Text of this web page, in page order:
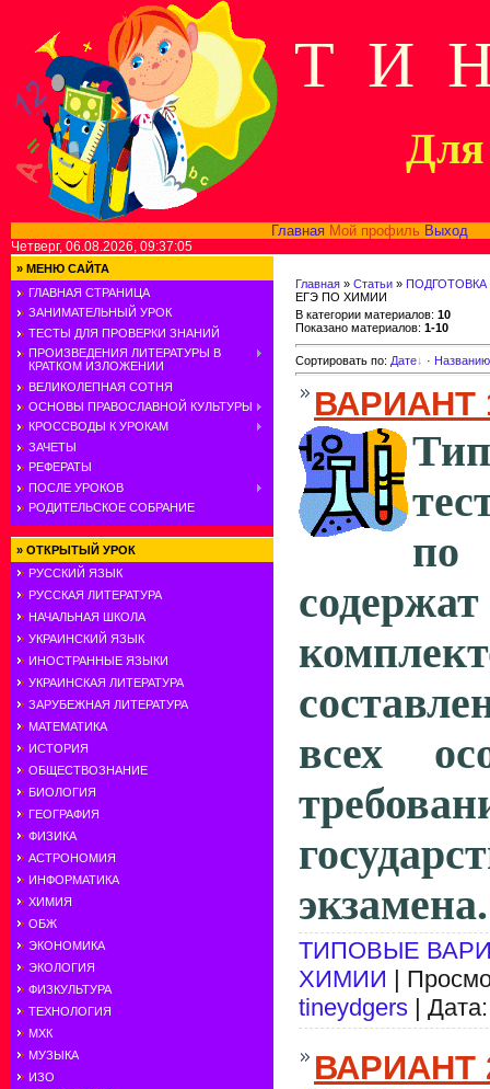
Т И
Для
Главная Мой профиль Выход
Четверг, 06.08.2026, 09:37:05
» МЕНЮ САЙТА
ГЛАВНАЯ СТРАНИЦА
ЗАНИМАТЕЛЬНЫЙ УРОК
ТЕСТЫ ДЛЯ ПРОВЕРКИ ЗНАНИЙ
ПРОИЗВЕДЕНИЯ ЛИТЕРАТУРЫ В
КРАТКОМ ИЗЛОЖЕНИИ
ВЕЛИКОЛЕПНАЯ СОТНЯ
ОСНОВЫ ПРАВОСЛАВНОЙ КУЛЬТУРЫ
КРОССВОДЫ К УРОКАМ
ЗАЧЕТЫ
РЕФЕРАТЫ
ПОСЛЕ УРОКОВ
РОДИТЕЛЬСКОЕ СОБРАНИЕ
» ОТКРЫТЫЙ УРОК
РУССКИЙ ЯЗЫК
РУССКАЯ ЛИТЕРАТУРА
НАЧАЛЬНАЯ ШКОЛА
УКРАИНСКИЙ ЯЗЫК
ИНОСТРАННЫЕ ЯЗЫКИ
УКРАИНСКАЯ ЛИТЕРАТУРА
ЗАРУБЕЖНАЯ ЛИТЕРАТУРА
МАТЕМАТИКА
ИСТОРИЯ
ОБЩЕСТВОЗНАНИЕ
БИОЛОГИЯ
ГЕОГРАФИЯ
ФИЗИКА
АСТРОНОМИЯ
ИНФОРМАТИКА
ХИМИЯ
ОБЖ
ЭКОНОМИКА
ЭКОЛОГИЯ
ФИЗКУЛЬТУРА
ТЕХНОЛОГИЯ
МХК
МУЗЫКА
ИЗО
Главная » Статьи »
ЕГЭ ПО ХИМИИ
В категории материалов: 10
Показано материалов: 1-10
Сортировать по: Дате · Названию
ВАРИАНТ
всех
экзамена.
ТИПОВЫЕ
ХИМИИ |
tineydgers |
ВАРИАНТ